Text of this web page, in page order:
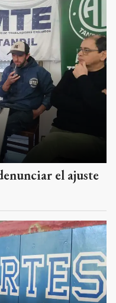
el ajuste